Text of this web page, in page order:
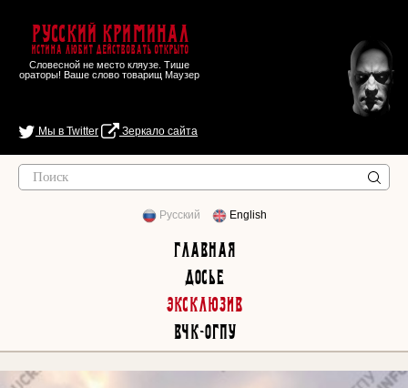
Русский Криминал
Истина любит действовать открыто
Словесной не место кляузе. Тише
ораторы! Ваше слово товарищ Маузер
Мы в Twitter Зеркало сайта
Русский English
Главная
Досье
Эксклюзив
ВЧК-ОГПУ